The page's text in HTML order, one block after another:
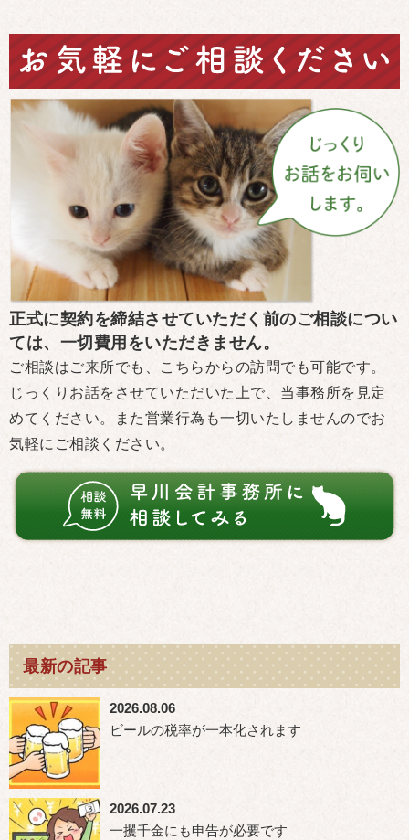
正式に契約を締結させていただく前のご相談につい
ては、一切費用をいただきません。
ご相談はご来所でも、こちらからの訪問でも可能です。
じっくりお話をさせていただいた上で、当事務所を見定
めてください。また営業行為も一切いたしませんのでお
気軽にご相談ください。
最新の記事
2026.08.06
ビールの税率が一本化されます
2026.07.23
一攫千金にも申告が必要です